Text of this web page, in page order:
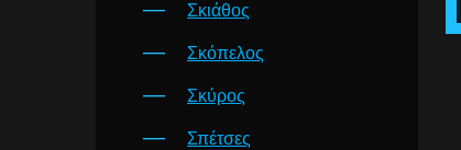
Σκιάθος
Σκόπελος
Σκύρος
Σπέτσες